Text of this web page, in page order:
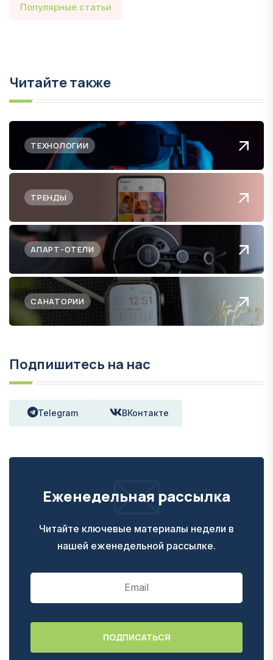
Популярные статьи
Читайте также
ТЕХНОЛОГИИ
ТРЕНДЫ
АПАРТ-ОТЕЛИ
САНАТОРИИ
Подпишитесь на нас
Telegram ВКонтакте
Еженедельная рассылка
Читайте ключевые материалы недели в
нашей еженедельной рассылке.